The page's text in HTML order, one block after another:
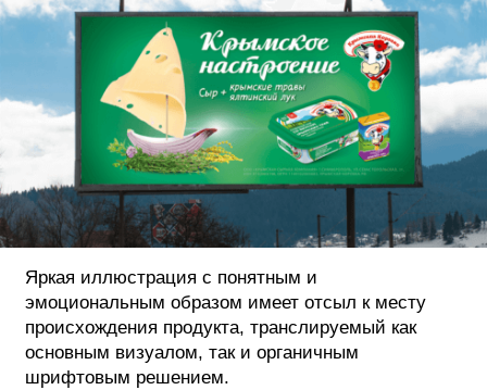
Яркая иллюстрация с понятным и
эмоциональным образом имеет отсыл к месту
происхождения продукта, транслируемый как
основным визуалом, так и органичным
шрифтовым решением.
ТЕХНОЛОГИИ
ФЕСТИВАЛИ
ФОТОГРАФИЯ
ТИПОГРАФИКА
ИСТОРИИ БРЕНДОВ
О ПРОЕКТЕ
РЕКЛАМА
КОНТАКТЫ